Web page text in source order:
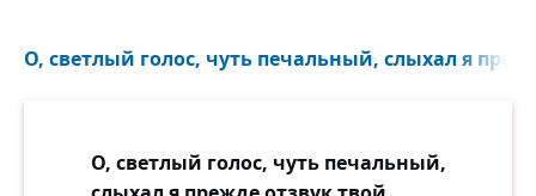
О, светлый голос, чуть печальный, слыхал я
О, светлый голос, чуть печальный,